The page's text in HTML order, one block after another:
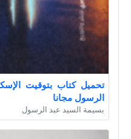
الرسول مجانا
بسيمة السيد عبد الرسول